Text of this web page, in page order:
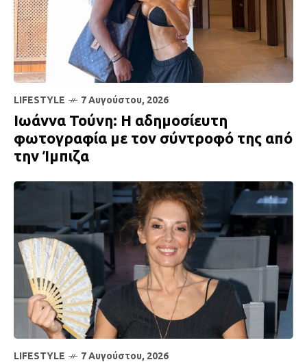
LIFESTYLE 7 Αυγούστου, 2026
Ιωάννα Τούνη: Η αδημοσίευτη
φωτογραφία με τον σύντροφό της από
την Ίμπιζα
LIFESTYLE 7 Αυγούστου, 2026